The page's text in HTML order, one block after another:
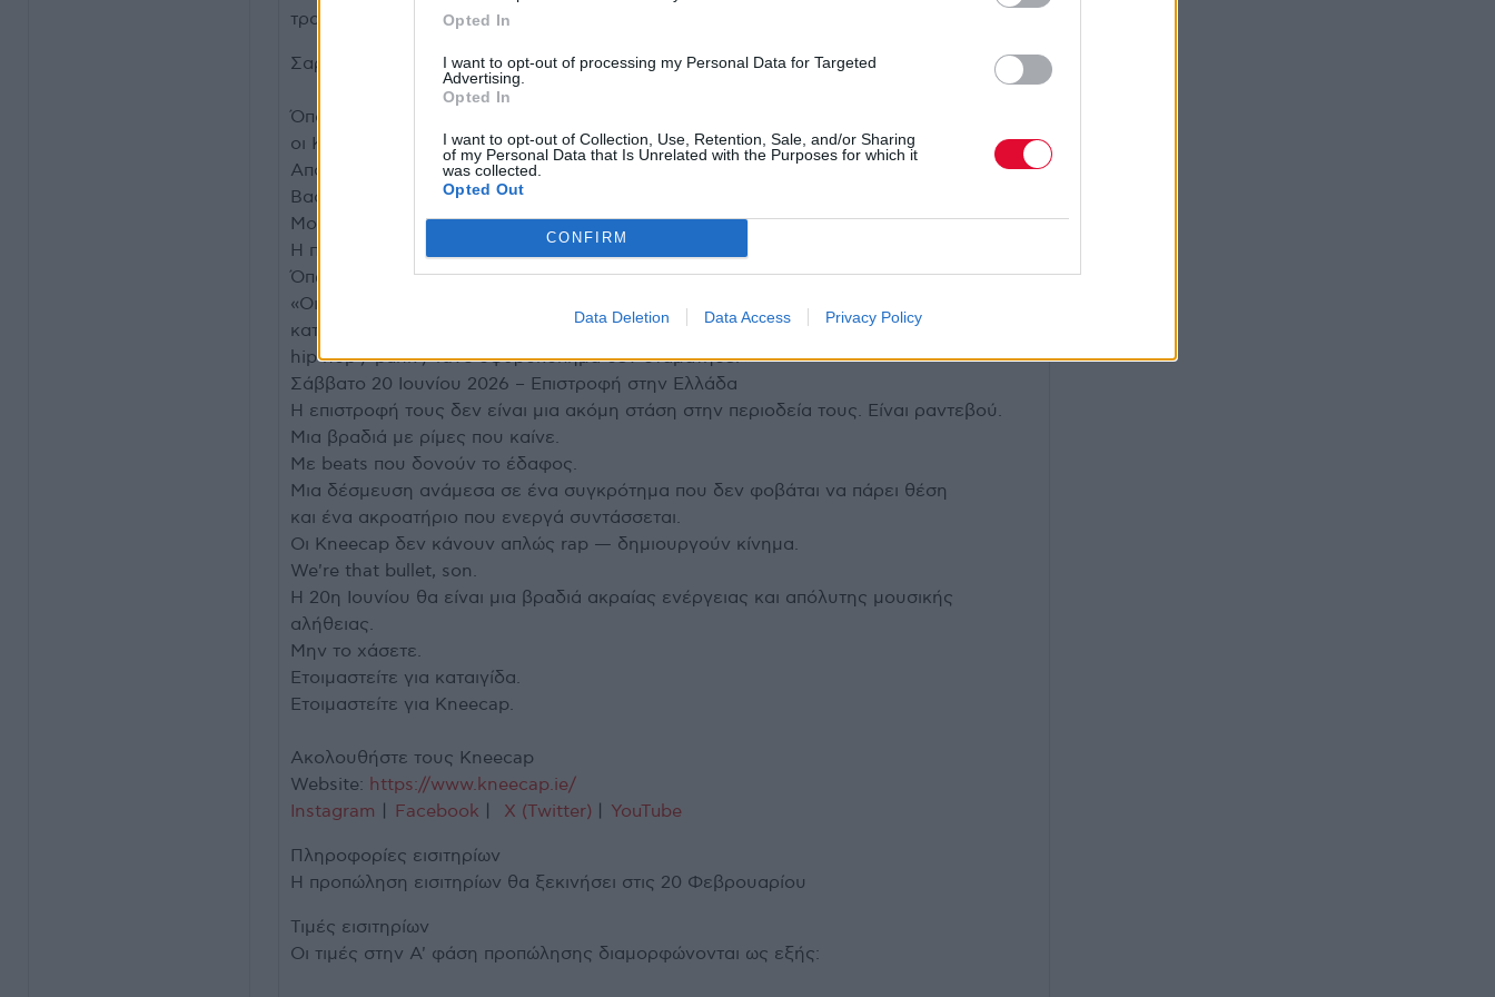
Opted In
I want to opt-out of processing my Personal Data for Targeted
Advertising.
Opted In
I want to opt-out of Collection, Use, Retention, Sale, and/or Sharing
of my Personal Data that Is Unrelated with the Purposes for which it
was collected.
Opted Out
CONFIRM
Data Deletion Data Access Privacy Policy
τραγούδια που φέρνουν χιλιάδες ανθρώπους μαζί για να τα σπάσουν όλα.
Σαρωτικοί επί σκηνής
Όποιος τους έχει δει live γνωρίζει:
οι Kneecap δεν δίνουν συναυλίες - δημιουργούν ένταση
Από το Glastonbury μέχρι sold-out περιοδείες σε ΗΠΑ, Ιρλανδία και Ηνωμένο
Βασίλειο, τα live τους μετατρέπονται σε συλλογική εμπειρία ιδρώτα και εκτόνωσης.
Mosh pits, συνθήματα, χιούμορ, χάος και ενότητα.
Η περσινή τους εμφάνιση στο Rockwave άφησε το κοινό εκστασιασμένο.
Όπως γράφτηκε:
«Οι Kneecap αποδείχτηκαν αντάξιοι της φήμης τους... – ακόμα κι αν δεν
καταλαβαίναμε τις λέξεις τους στα ιρλανδικά. Από το πρώτο λεπτό ως το τελευταίο, το
hip hop / punk / rave σφυροκόπημα δεν σταμάτησε.»
Σάββατο 20 Ιουνίου 2026 – Επιστροφή στην Ελλάδα
Η επιστροφή τους δεν είναι μια ακόμη στάση στην περιοδεία τους. Είναι ραντεβού.
Μια βραδιά με ρίμες που καίνε.
Με beats που δονούν το έδαφος.
Μια δέσμευση ανάμεσα σε ένα συγκρότημα που δεν φοβάται να πάρει θέση
και ένα ακροατήριο που ενεργά συντάσσεται.
Οι Kneecap δεν κάνουν απλώς rap — δημιουργούν κίνημα.
We're that bullet, son.
Η 20η Ιουνίου θα είναι μια βραδιά ακραίας ενέργειας και απόλυτης μουσικής
αλήθειας.
Μην το χάσετε.
Ετοιμαστείτε για καταιγίδα.
Ετοιμαστείτε για Kneecap.
Ακολουθήστε τους Kneecap
Website: https://www.kneecap.ie/
Instagram
Facebook X (Twitter) YouTube
Πληροφορίες εισιτηρίων
Η προπώληση εισιτηρίων θα ξεκινήσει στις 20 Φεβρουαρίου
Τιμές εισιτηρίων
Οι τιμές στην Α' φάση προπώλησης διαμορφώνονται ως εξής: